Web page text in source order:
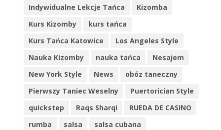
Indywidualne Lekcje Tańca
Kizomba
Kurs Kizomby
kurs tańca
Kurs Tańca Katowice
Los Angeles Style
Nauka Kizomby
nauka tańca
Nesajem
New York Style
News
obóz taneczny
Pierwszy Taniec Weselny
Puertorician Style
quickstep
Raqs Sharqi
RUEDA DE CASINO
rumba
salsa
salsa cubana